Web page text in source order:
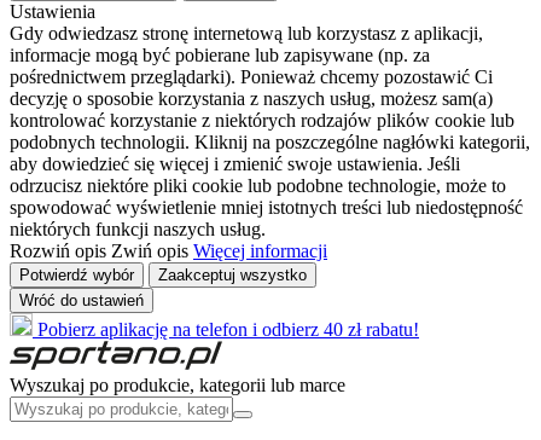
Ustawienia
Gdy odwiedzasz stronę internetową lub korzystasz z aplikacji,
informacje mogą być pobierane lub zapisywane (np. za
pośrednictwem przeglądarki). Ponieważ chcemy pozostawić Ci
decyzję o sposobie korzystania z naszych usług, możesz sam(a)
kontrolować korzystanie z niektórych rodzajów plików cookie lub
podobnych technologii. Kliknij na poszczególne nagłówki kategorii,
aby dowiedzieć się więcej i zmienić swoje ustawienia. Jeśli
odrzucisz niektóre pliki cookie lub podobne technologie, może to
spowodować wyświetlenie mniej istotnych treści lub niedostępność
niektórych funkcji naszych usług.
Rozwiń opis Zwiń opis Więcej informacji
Potwierdź wybór
Zaakceptuj wszystko
Wróć do ustawień
Pobierz aplikację na telefon i odbierz 40 zł rabatu!
Wyszukaj po produkcie, kategorii lub marce